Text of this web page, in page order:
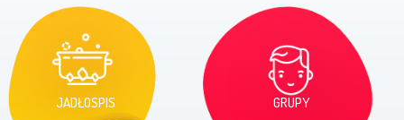
JADŁOSPIS GRUPY